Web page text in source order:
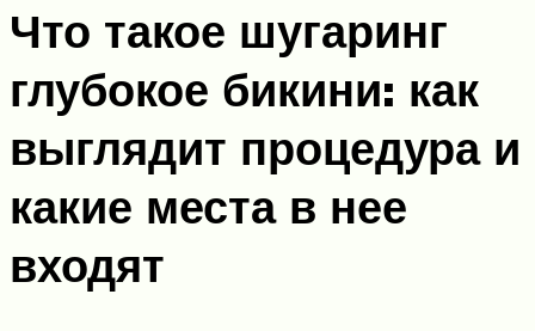
Что такое шугаринг
глубокое бикини: как
выглядит процедура и
какие места в нее
входят